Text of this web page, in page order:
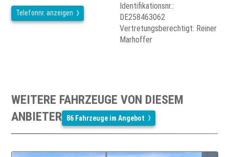
Telefonnr. anzeigen
Identifikationsnr.:
DE258463062
Vertretungsberechtigt: Reiner
Marhoffer
WEITERE FAHRZEUGE VON DIESEM
ANBIETER 86 Fahrzeuge im Angebot